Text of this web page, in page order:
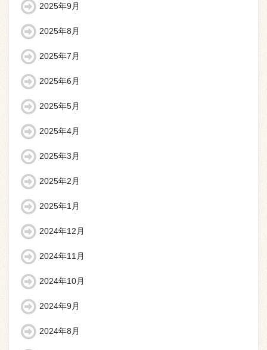
2025年9月
2025年8月
2025年7月
2025年6月
2025年5月
2025年4月
2025年3月
2025年2月
2025年1月
2024年12月
2024年11月
2024年10月
2024年9月
2024年8月